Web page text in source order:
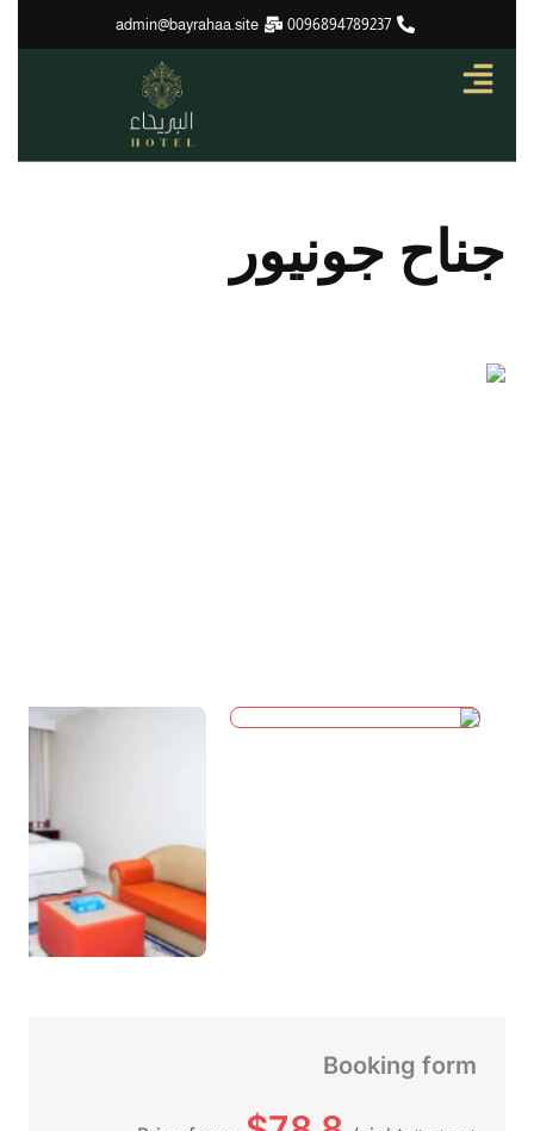
إلى
المحتوى
0096894789237
admin@bayrahaa.site
جناح جونيور
Booking form